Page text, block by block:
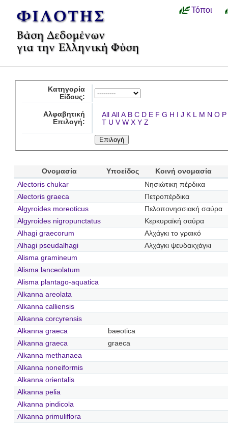
Τόποι
Κατηγορία
Είδους:
Αλφαβητική
Επιλογή:
All All A B C D E F G H I J K L M N O P
T U V W X Y Z
Ονομασία Υποείδος
Κοινή ονομασία
Alectoris chukar
Νησιώτικη πέρδικα
Alectoris graeca
Πετροπέρδικα
Algyroides moreoticus
Πελοπονησσιακή σαύρα
Algyroides nigropunctatus
Κερκυραϊκή σαύρα
Alhagi graecorum
Αλχάγκι το γραικό
Alhagi pseudalhagi
Αλχάγκι ψευδακχάγκι
Alisma gramineum
Alisma lanceolatum
Alisma plantago-aquatica
Alkanna areolata
Alkanna calliensis
Alkanna corcyrensis
Alkanna graeca
baeotica
Alkanna graeca
graeca
Alkanna methanaea
Alkanna noneiformis
Alkanna orientalis
Alkanna pelia
Alkanna pindicola
Alkanna primuliflora